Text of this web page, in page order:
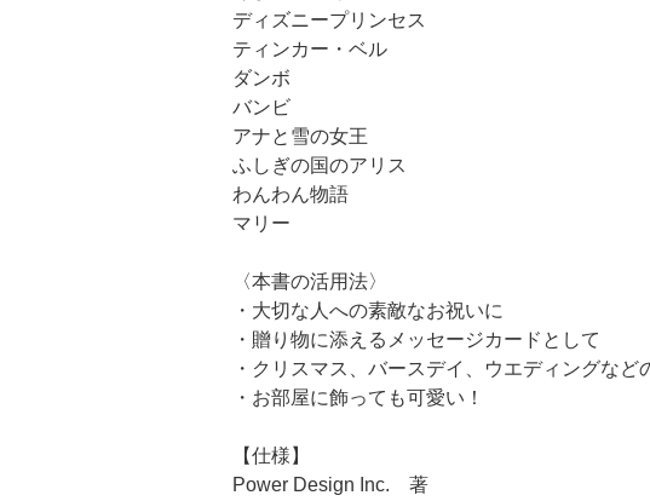
ディズニープリンセス
ティンカー・ベル
ダンボ
バンビ
アナと雪の女王
ふしぎの国のアリス
わんわん物語
マリー
〈本書の活用法〉
・大切な人への素敵なお祝いに
・贈り物に添えるメッセージカードとして
・クリスマス、バースデイ、ウエディングなど
・お部屋に飾っても可愛い！
【仕様】
Power Design Inc. 著